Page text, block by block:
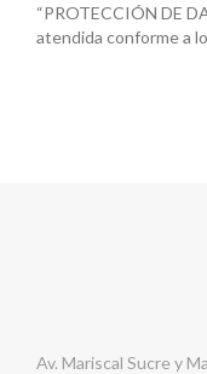
“PROTECCIÓN DE
atendida conforme a
Av. Mariscal Sucre y